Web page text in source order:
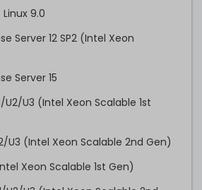
9.0
Server 12 SP2 (Intel Xeon
Server 15
U2/U3 (Intel Xeon Scalable 1st
U3 (Intel Xeon Scalable 2nd Gen)
Xeon Scalable 1st Gen)